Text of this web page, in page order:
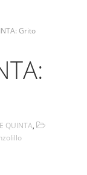
Grito
QUINTA,